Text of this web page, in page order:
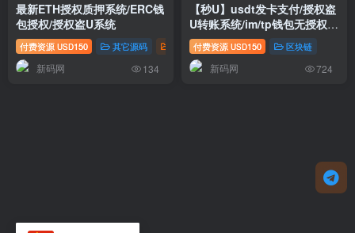
最新ETH授权质押系统/ERC钱
包授权/授权盗U系统
付费资源 USD150 其它源码 投资理财
新码网 134
【秒U】usdt发卡支付/授权盗
U转账系统/im/tp钱包无授权提
示/鱼苗授权TG提醒
付费资源 USD150 区块链
新码网 724